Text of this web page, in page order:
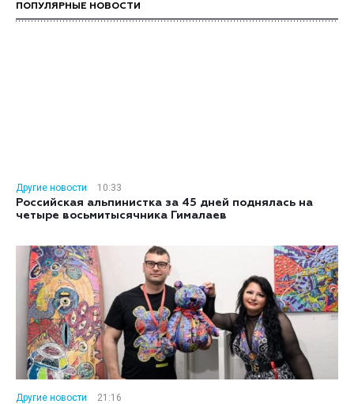
ПОПУЛЯРНЫЕ НОВОСТИ
Другие новости
10:33
Российская альпинистка за 45 дней поднялась на
четыре восьмитысячника Гималаев
Другие новости
21:16